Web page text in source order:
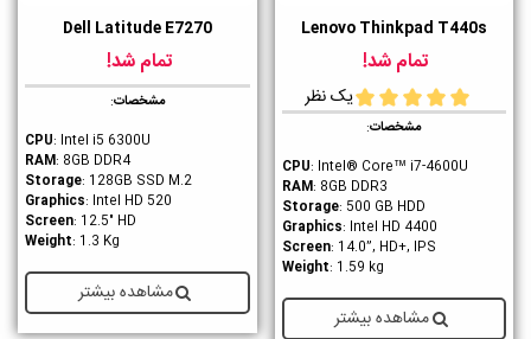
Lenovo Thinkpad T440s
تمام شد!
یک نظر
مشخصات:
CPU: Intel® Core™ i7-4600U
RAM: 8GB DDR3
Storage: 500 GB HDD
Graphics: Intel HD 4400
Screen: 14.0”, HD+, IPS
Weight: 1.59 kg
مشاهده بیشتر
Dell Latitude E7270
تمام شد!
مشخصات:
CPU: Intel i5 6300U
RAM: 8GB DDR4
Storage: 128GB SSD M.2
Graphics: Intel HD 520
Screen: 12.5" HD
Weight: 1.3 Kg
مشاهده بیشتر